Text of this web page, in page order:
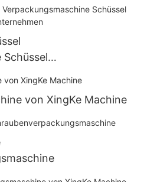
Unternehmen
von XingKe Machine